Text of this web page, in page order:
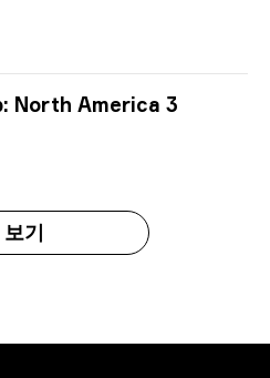
North America 3
기